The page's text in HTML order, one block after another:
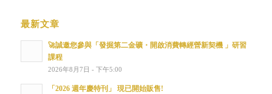
最新文章
🚀誠邀您參與「發掘第二金礦・開啟消費轉經營新契機 」研習
課程
2026年8月7日 - 下午5:00
「2026 週年慶特刊」 現已開始販售!